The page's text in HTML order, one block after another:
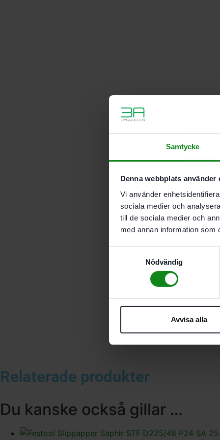
Samtycke
Denna webbplats använder
Vi använder
sociala medier och
till de sociala medier och
med annan information som
Nödvändig
Avvisa alla
Relaterade produkter
Du kanske också gillar …